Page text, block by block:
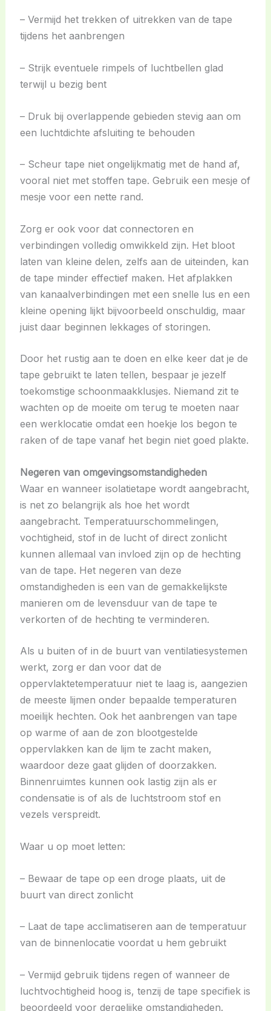
– Vermijd het trekken of uitrekken van de tape
tijdens het aanbrengen
– Strijk eventuele rimpels of luchtbellen glad
terwijl u bezig bent
– Druk bij overlappende gebieden stevig aan om
een luchtdichte afsluiting te behouden
– Scheur tape niet ongelijkmatig met de hand af,
vooral niet met stoffen tape. Gebruik een mesje of
mesje voor een nette rand.
Zorg er ook voor dat connectoren en
verbindingen volledig omwikkeld zijn. Het bloot
laten van kleine delen, zelfs aan de uiteinden, kan
de tape minder effectief maken. Het afplakken
van kanaalverbindingen met een snelle lus en een
kleine opening lijkt bijvoorbeeld onschuldig, maar
juist daar beginnen lekkages of storingen.
Door het rustig aan te doen en elke keer dat je de
tape gebruikt te laten tellen, bespaar je jezelf
toekomstige schoonmaakklusjes. Niemand zit te
wachten op de moeite om terug te moeten naar
een werklocatie omdat een hoekje los begon te
raken of de tape vanaf het begin niet goed plakte.
Negeren van omgevingsomstandigheden
Waar en wanneer isolatietape wordt aangebracht,
is net zo belangrijk als hoe het wordt
aangebracht. Temperatuurschommelingen,
vochtigheid, stof in de lucht of direct zonlicht
kunnen allemaal van invloed zijn op de hechting
van de tape. Het negeren van deze
omstandigheden is een van de gemakkelijkste
manieren om de levensduur van de tape te
verkorten of de hechting te verminderen.
Als u buiten of in de buurt van ventilatiesystemen
werkt, zorg er dan voor dat de
oppervlaktetemperatuur niet te laag is, aangezien
de meeste lijmen onder bepaalde temperaturen
moeilijk hechten. Ook het aanbrengen van tape
op warme of aan de zon blootgestelde
oppervlakken kan de lijm te zacht maken,
waardoor deze gaat glijden of doorzakken.
Binnenruimtes kunnen ook lastig zijn als er
condensatie is of als de luchtstroom stof en
vezels verspreidt.
Waar u op moet letten:
– Bewaar de tape op een droge plaats, uit de
buurt van direct zonlicht
– Laat de tape acclimatiseren aan de temperatuur
van de binnenlocatie voordat u hem gebruikt
– Vermijd gebruik tijdens regen of wanneer de
luchtvochtigheid hoog is, tenzij de tape specifiek is
beoordeeld voor dergelijke omstandigheden.